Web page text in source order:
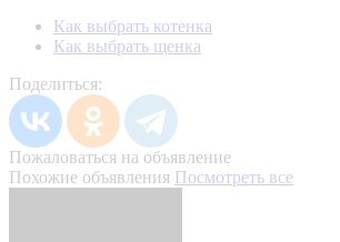
Как выбрать котенка
Как выбрать щенка
Поделиться:
Пожаловаться на объявление
Похожие объявления Посмотреть все